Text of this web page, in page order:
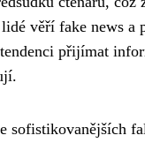
věří fake news a
přijímat